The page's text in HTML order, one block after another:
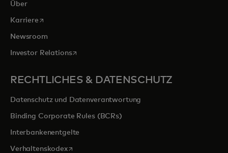
Über
Karrierewird in einer neuen Registerkarte geöffnet
Newsroom
Investor Relationswird in einer neuen Registerkarte geöffnet
RECHTLICHES & DATENSCHUTZ
Datenschutz und Datenverantwortung
Binding Corporate Rules (BCRs)
Interbankenentgelte
Verhaltenskodexwird in einer neuen Registerkarte geöffnet